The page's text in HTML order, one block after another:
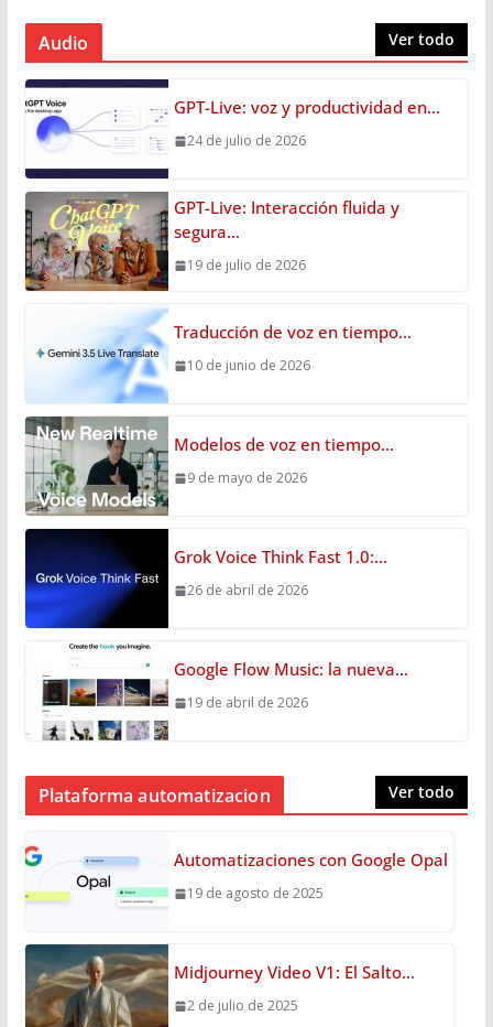
Audio Ver todo
GPT-Live: voz y productividad en…
24 de julio de 2026
GPT-Live: Interacción fluida y
segura…
19 de julio de 2026
Traducción de voz en tiempo…
10 de junio de 2026
Modelos de voz en tiempo…
9 de mayo de 2026
Grok Voice Think Fast 1.0:…
26 de abril de 2026
Google Flow Music: la nueva…
19 de abril de 2026
Plataforma automatizacion Ver todo
Automatizaciones con Google Opal
19 de agosto de 2025
Midjourney Video V1: El Salto…
2 de julio de 2025